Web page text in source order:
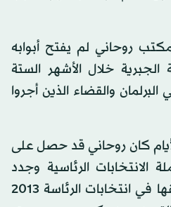
روحاني لم يفتح أبوابه
الجبرية خلال الأشهر الستة
والقضاء الذين أجروا
كان روحاني قد حصل على
الانتخابات الرئاسية وجدد
خلال الحملات وعود أطلقها في انتخابات الرئاسة 2013